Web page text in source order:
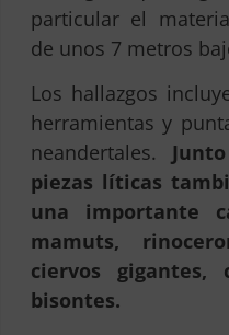
particular el
de unos 7 metros
Los hallazgos
herramientas y
neandertales.
piezas líticas
una importante
mamuts,
ciervos gigantes,
bisontes.